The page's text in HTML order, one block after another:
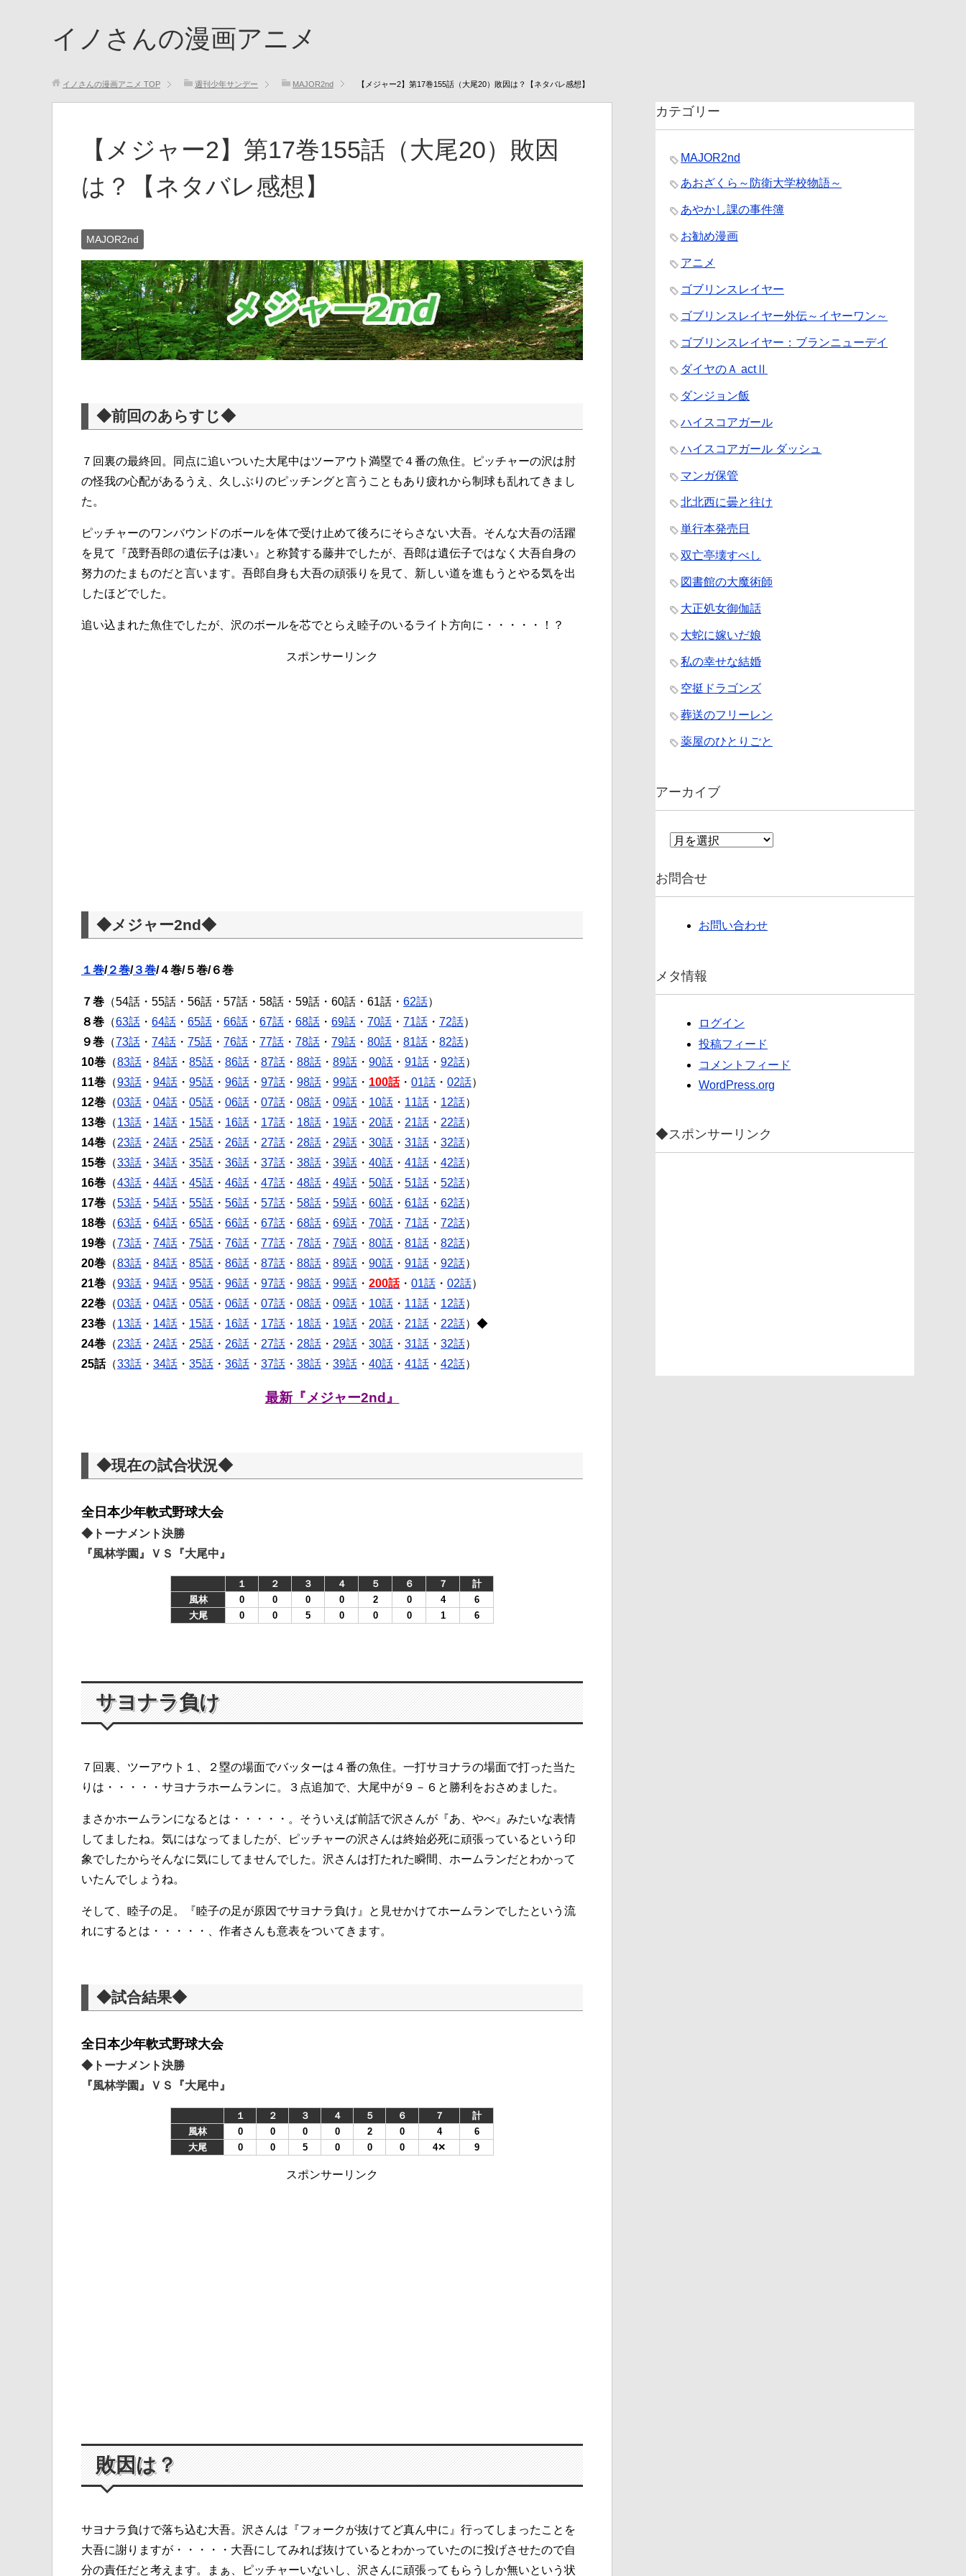
イノさんの漫画アニメ
イノさんの漫画アニメ TOP 週刊少年サンデー MAJOR2nd 【メジャー2】第17巻155話（大尾20）敗因は？【ネタバレ感想】
【メジャー2】第17巻155話（大尾20）敗因
は？【ネタバレ感想】
MAJOR2nd
◆前回のあらすじ◆
７回裏の最終回。同点に追いついた大尾中はツーアウト満塁で４番の魚住。ピッチャーの沢は肘
の怪我の心配があるうえ、久しぶりのピッチングと言うこともあり疲れから制球も乱れてきまし
た。
ピッチャーのワンバウンドのボールを体で受け止めて後ろにそらさない大吾。そんな大吾の活躍
を見て『茂野吾郎の遺伝子は凄い』と称賛する藤井でしたが、吾郎は遺伝子ではなく大吾自身の
努力のたまものだと言います。吾郎自身も大吾の頑張りを見て、新しい道を進もうとやる気を出
したほどでした。
追い込まれた魚住でしたが、沢のボールを芯でとらえ睦子のいるライト方向に・・・・・！？
スポンサーリンク
◆メジャー2nd◆
１巻/２巻/３巻/４巻/５巻/６巻
７巻 （54話・55話・56話・57話・58話・59話・60話・61話・ 62話）
８巻 （63話 ・ 64話 ・ 65話 ・ 66話 ・ 67話 ・ 68話 ・ 69話 ・ 70話 ・ 71話 ・ 72話）
９巻 （73話 ・ 74話 ・ 75話 ・ 76話 ・ 77話 ・ 78話 ・ 79話 ・ 80話 ・ 81話 ・ 82話）
10巻 （83話 ・ 84話 ・ 85話 ・ 86話 ・ 87話 ・ 88話 ・ 89話 ・ 90話 ・ 91話 ・ 92話）
11巻 （93話 ・ 94話 ・ 95話 ・ 96話 ・ 97話 ・ 98話 ・ 99話 ・ 100話・ 01話 ・ 02話）
12巻 （03話 ・ 04話 ・ 05話 ・ 06話 ・ 07話 ・ 08話 ・ 09話 ・ 10話 ・ 11話 ・ 12話）
13巻 （13話 ・ 14話 ・ 15話 ・ 16話 ・ 17話 ・ 18話 ・ 19話 ・ 20話 ・ 21話 ・ 22話）
14巻 （23話 ・ 24話 ・ 25話 ・ 26話 ・ 27話 ・ 28話 ・ 29話 ・ 30話 ・ 31話 ・ 32話）
15巻 （33話 ・ 34話 ・ 35話 ・ 36話 ・ 37話 ・ 38話 ・ 39話 ・ 40話 ・ 41話 ・ 42話）
16巻 （43話 ・ 44話 ・ 45話 ・ 46話 ・ 47話 ・ 48話 ・ 49話 ・ 50話 ・ 51話 ・ 52話）
17巻 （53話 ・ 54話 ・ 55話 ・ 56話 ・ 57話 ・ 58話 ・ 59話 ・ 60話 ・ 61話 ・ 62話）
18巻 （63話 ・ 64話 ・ 65話 ・ 66話 ・ 67話 ・ 68話 ・ 69話 ・ 70話 ・ 71話 ・ 72話）
19巻 （73話 ・ 74話 ・ 75話 ・ 76話 ・ 77話 ・ 78話 ・ 79話 ・ 80話 ・ 81話 ・ 82話）
20巻 （83話 ・ 84話 ・ 85話 ・ 86話 ・ 87話 ・ 88話 ・ 89話 ・ 90話 ・ 91話 ・ 92話）
21巻 （93話 ・ 94話 ・ 95話 ・ 96話 ・ 97話 ・ 98話 ・ 99話 ・ 200話・ 01話 ・ 02話）
22巻 （03話 ・ 04話 ・ 05話 ・ 06話 ・ 07話 ・ 08話 ・ 09話 ・ 10話 ・ 11話 ・ 12話）
23巻 （13話 ・ 14話 ・ 15話 ・ 16話 ・ 17話 ・ 18話 ・ 19話 ・ 20話 ・ 21話 ・ 22話）◆
24巻 （23話 ・ 24話 ・ 25話 ・ 26話 ・ 27話 ・ 28話 ・ 29話 ・ 30話 ・ 31話 ・ 32話）
25話（33話 ・ 34話 ・ 35話 ・ 36話 ・ 37話 ・ 38話 ・ 39話 ・ 40話 ・ 41話 ・ 42話）
最新『メジャー2nd』
◆現在の試合状況◆
全日本少年軟式野球大会
◆トーナメント決勝
『風林学園』ＶＳ『大尾中』
１ ２ ３ ４ ５ ６ ７
計
風林
0 0 0 0 2 0 4
6
大尾
0 0 5 0 0 0 1 6
サヨナラ負け
７回裏、ツーアウト１、２塁の場面でバッターは４番の魚住。一打サヨナラの場面で打った当た
りは・・・・・サヨナラホームランに。３点追加で、大尾中が９－６と勝利をおさめました。
まさかホームランになるとは・・・・・。そういえば前話で沢さんが『あ、やべ』みたいな表情
してましたね。気にはなってましたが、ピッチャーの沢さんは終始必死に頑張っているという印
象でしたからそんなに気にしてませんでした。沢さんは打たれた瞬間、ホームランだとわかって
いたんでしょうね。
そして、睦子の足。『睦子の足が原因でサヨナラ負け』と見せかけてホームランでしたという流
れにするとは・・・・・、作者さんも意表をついてきます。
◆試合結果◆
全日本少年軟式野球大会
◆トーナメント決勝
『風林学園』ＶＳ『大尾中』
１ ２ ３ ４ ５ ６ ７
計
風林
0 0 0 0 2 0 4
6
大尾
0 0 5 0 0 0 4✕ 9
スポンサーリンク
敗因は？
サヨナラ負けで落ち込む大吾。沢さんは『フォークが抜けてど真ん中に』行ってしまったことを
大吾に謝りますが・・・・・大吾にしてみれば抜けているとわかっていたのに投げさせたので自
分の責任だと考えます。まぁ、ピッチャーいないし、沢さんに頑張ってもらうしか無いという状
カテゴリー
MAJOR2nd
あおざくら～防衛大学校物語～
あやかし課の事件簿
お勧め漫画
アニメ
ゴブリンスレイヤー
ゴブリンスレイヤー外伝～イヤーワン～
ゴブリンスレイヤー：ブランニューデイ
ダイヤのＡ actⅡ
ダンジョン飯
ハイスコアガール
ハイスコアガール ダッシュ
マンガ保管
北北西に曇と往け
単行本発売日
双亡亭壊すべし
図書館の大魔術師
大正処女御伽話
大蛇に嫁いだ娘
私の幸せな結婚
空挺ドラゴンズ
葬送のフリーレン
薬屋のひとりごと
アーカイブ
ア
イ
ブ
お問合せ
お問い合わせ
メタ情報
ログイン
投稿フィード
コメントフィード
WordPress.org
◆スポンサーリンク